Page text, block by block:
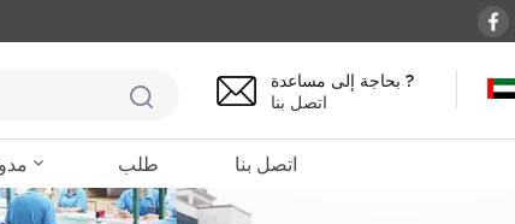
بحاجة إلى مساعدة ?
اتصل بنا
طلب اتصل بنا